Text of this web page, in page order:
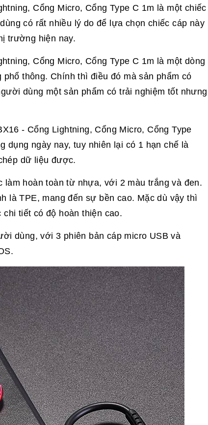
Cổng Micro, Cổng Type C 1m là một chiếc
có rất nhiều lý do để lựa chọn chiếc cáp này
trường hiện nay.
Cổng Micro, Cổng Type C 1m là một dòng
thông. Chính thì điều đó mà sản phẩm có
dùng một sản phẩm có trải nghiệm tốt nhưng
- Cổng Lightning, Cổng Micro, Cổng Type
dụng ngày nay, tuy nhiên lại có 1 hạn chế là
dữ liệu được.
hoàn toàn từ nhựa, với 2 màu trắng và đen.
là TPE, mang đến sự bền cao. Mặc dù vậy thì
tiết có độ hoàn thiện cao.
dùng, với 3 phiên bản cáp micro USB và